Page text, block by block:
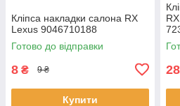
Кліпса накладки салона RX
Lexus 9046710188
Готово до відправки
8 ₴ 9 ₴
Купити
28